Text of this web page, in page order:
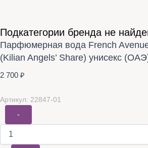
Подкатегории бренда не
Парфюмерная вода French
(Kilian Angels’ Share) унисекс
2 700 ₽
Артикул: 22847-01
-